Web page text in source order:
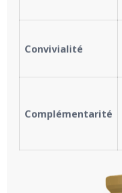
Convivialité
Complémentarité